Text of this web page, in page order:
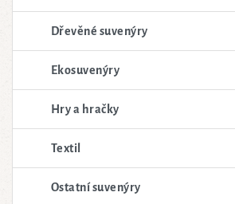
Dřevěné suvenýry
Ekosuvenýry
Hry a hračky
Textil
Ostatní suvenýry